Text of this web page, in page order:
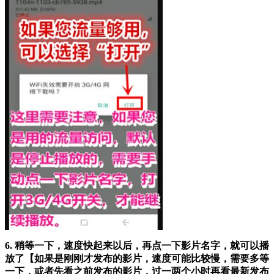
6. 稍等一下，速度快起来以后，再点一下影片名字，就可以播
放了【如果是刚刚才发布的影片，速度可能比较慢，需要多等
一下，或者先看之前发布的影片，过一两个小时再看最新发布